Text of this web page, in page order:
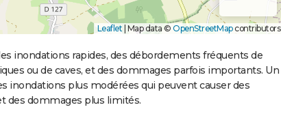
Leaflet Map data © OpenStreetMapcontributors
inondations rapides, des débordements fréquents de
ou de caves, et des dommages parfois importants. Un
inondations plus modérées qui peuvent causer des
des dommages plus limités.